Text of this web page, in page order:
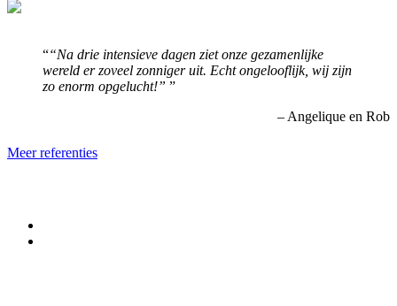
“Na drie intensieve dagen ziet onze gezamenlijke
wereld er zoveel zonniger uit. Echt ongelooflijk, wij zijn
zo enorm opgelucht!”
Angelique en Rob
Meer referenties